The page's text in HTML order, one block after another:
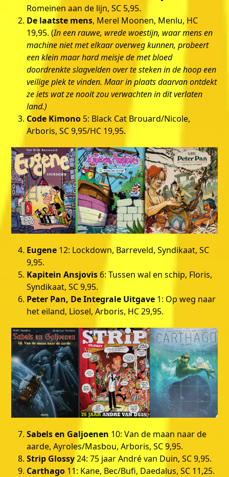
Romeinen aan de lijn, SC 5,95.
De laatste mens, Merel Moonen, Menlu, HC
19,95. (In een rauwe, wrede woestijn, waar mens en
machine niet met elkaar overweg kunnen, probeert
een klein maar hard meisje de met bloed
doordrenkte slagvelden over te steken in de hoop een
veilige plek te vinden. Maar in plaats daarvan ontdekt
ze iets wat ze nooit zou verwachten in dit verlaten
land.)
Code Kimono 5: Black Cat Brouard/Nicole,
Arboris, SC 9,95/HC 19,95.
Eugene 12: Lockdown, Barreveld, Syndikaat, SC
9,95.
Kapitein Ansjovis 6: Tussen wal en schip, Floris,
Syndikaat, SC 9,95.
Peter Pan, De Integrale Uitgave 1: Op weg naar
het eiland, Liosel, Arboris, HC 29,95.
Sabels en Galjoenen 10: Van de maan naar de
aarde, Ayroles/Masbou, Arboris, SC 9,95.
Strip Glossy24: 75 jaar André van Duin, SC 9,95.
Carthago 11: Kane, Bec/Bufi, Daedalus, SC 11,25.